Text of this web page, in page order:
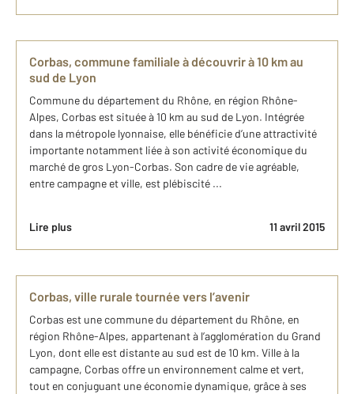
Corbas, commune familiale à découvrir à 10 km au
sud de Lyon
Commune du département du Rhône, en région Rhône-
Alpes, Corbas est située à 10 km au sud de Lyon. Intégrée
dans la métropole lyonnaise, elle bénéficie d’une attractivité
importante notamment liée à son activité économique du
marché de gros Lyon-Corbas. Son cadre de vie agréable,
entre campagne et ville, est plébiscité ...
Lire plus 11 avril 2015
Corbas, ville rurale tournée vers l’avenir
Corbas est une commune du département du Rhône, en
région Rhône-Alpes, appartenant à l’agglomération du Grand
Lyon, dont elle est distante au sud est de 10 km. Ville à la
campagne, Corbas offre un environnement calme et vert,
tout en conjuguant une économie dynamique, grâce à ses